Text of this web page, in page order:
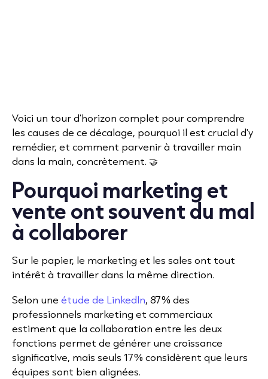
Voici un tour d'horizon complet pour comprendre
les causes de ce décalage, pourquoi il est crucial d'y
remédier, et comment parvenir à travailler main
dans la main, concrètement. 🤝
Pourquoi marketing et
vente ont souvent du mal
à collaborer
Sur le papier, le marketing et les sales ont tout
intérêt à travailler dans la même direction.
Selon une étude de LinkedIn, 87% des
professionnels marketing et commerciaux
estiment que la collaboration entre les deux
fonctions permet de générer une croissance
significative, mais seuls 17% considèrent que leurs
équipes sont bien alignées.